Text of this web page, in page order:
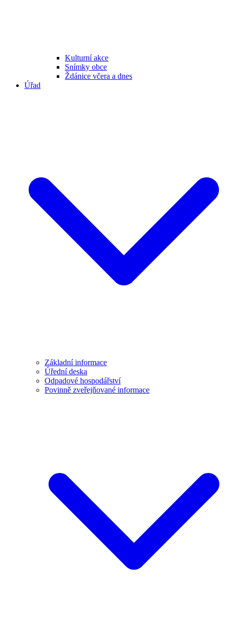
Kulturní akce
Snímky obce
Ždánice včera a dnes
Úřad
Základní informace
Úřední deska
Odpadové hospodářství
Povinně zveřejňované informace